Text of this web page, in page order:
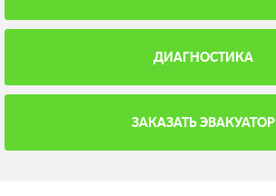
ДИАГНОСТИКА
ЗАКАЗАТЬ ЭВАКУАТОР